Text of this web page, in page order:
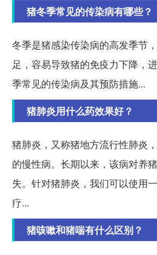
猪冬季常见的传染病有哪些？
冬季是猪感染传染病的高发季节
足，容易导致猪的免疫力下降，
季常见的传染病及其预防措施...
猪肺炎用什么药效果好？
猪肺炎，又称猪地方流行性肺炎
的慢性病。长期以来，该病对养
失。针对猪肺炎，我们可以使用
疗...
猪咳嗽和猪喘有什么区别？